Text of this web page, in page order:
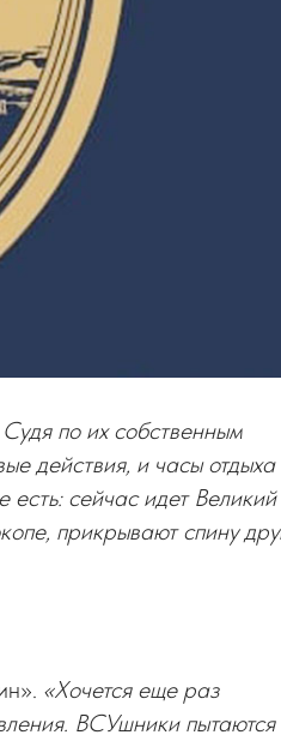
по их собственным
действия, и часы отдыха
сейчас идет Великий
прикрывают спину
«Хочется еще раз
ВСУшники пытаются